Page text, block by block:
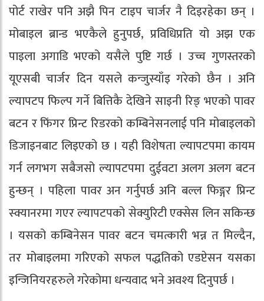
पोर्ट राखेर पनि अझै पिन टाइप चार्जर नै दिइरहेका छन् ।
मोबाइल ब्रान्ड भएकैले हुनुपर्छ, प्रविधिप्रति यो अझ एक
पाइला अगाडि भएको यसैले पुष्टि गर्छ । उच्च गुणस्तरको
यूएसबी चार्जर दिन यसले कन्जुस्याँइ गरेको छैन । अनि
ल्यापटप फिल्प गर्ने बित्तिकै देखिने साइनी रिङ् भएको पावर
बटन र फिंगर प्रिन्ट रिडरको कम्बिनेसनलाई पनि मोबाइलको
डिजाइनबाट लिइएको छ । यही विशेषता ल्यापटपमा कायम
गर्न लगभग सबैजसो ल्यापटपमा दुईवटा अलग अलग बटन
हुन्छन् । पहिला पावर अन गर्नुपर्छ अनि बल्ल फिङ्गर प्रिन्ट
स्क्यानरमा गएर ल्यापटपको सेक्युरिटी एक्सेस लिन सकिन्छ
। यसको कम्बिनेसन पावर बटन चमत्कारी भन्न त मिल्दैन,
तर मोबाइलमा गरिएको सफल पद्धतिको एडप्टेसन यसका
इन्जिनियरहरुले गरेकोमा धन्यवाद भने अवश्य दिनुपर्छ ।